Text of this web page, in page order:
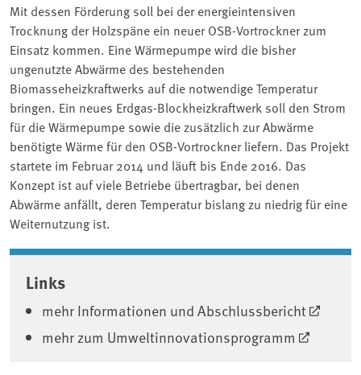
Mit dessen Förderung soll bei der energieintensiven
Trocknung der Holzspäne ein neuer OSB-Vortrockner zum
Einsatz kommen. Eine Wärmepumpe wird die bisher
ungenutzte Abwärme des bestehenden
Biomasseheizkraftwerks auf die notwendige Temperatur
bringen. Ein neues Erdgas-Blockheizkraftwerk soll den Strom
für die Wärmepumpe sowie die zusätzlich zur Abwärme
benötigte Wärme für den OSB-Vortrockner liefern. Das Projekt
startete im Februar 2014 und läuft bis Ende 2016. Das
Konzept ist auf viele Betriebe übertragbar, bei denen
Abwärme anfällt, deren Temperatur bislang zu niedrig für eine
Weiternutzung ist.
Associated content
Links
mehr Informationen und Abschlussbericht
mehr zum Umweltinnovationsprogramm